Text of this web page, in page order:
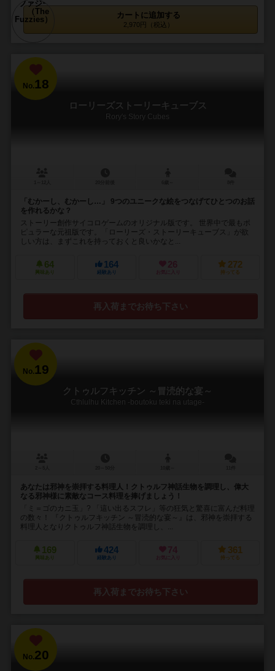
カートに追加する
2,970円（税込）
No.18
ローリーズストーリーキューブス
Rory's Story Cubes
「むかーし、むかーし…」 9つのユニークな絵をつなげてひとつのお話
を作れるかな？
ストーリー創作サイコロゲームのオリジナル版です。 世界中で最もポ
ピュラーな元祖版です。「ローリーズ・ストーリーキューブス」が欲
しい方は、まずこれを持っておくと良いかなと...
64
興味あり
164
経験あり
26
お気に入り
272
持ってる
再入荷までお待ち下さい
No.19
クトゥルフキッチン ～冒涜的な宴～
Cthlulhu Kitchen -boutoku teki na utage-
あなたは邪神を崇拝する料理人！クトゥルフ神話生物を調理し、偉大
なる邪神様に素敵なコース料理を捧げましょう！
「ミ＝ゴのカニ玉」? 「這い出るスフレ」等の狂気と驚喜に富んだ料理
の数々！ 『クトゥルフキッチン ～冒涜的な宴～』は、邪神を崇拝する
料理人となりクトゥルフ神話生物を調理し、...
169
興味あり
424
経験あり
74
お気に入り
361
持ってる
再入荷までお待ち下さい
No.20